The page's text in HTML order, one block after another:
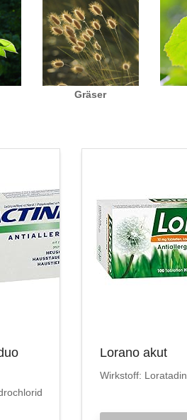
Gräser
Lorano akut
Wirkstoff: Loratadin